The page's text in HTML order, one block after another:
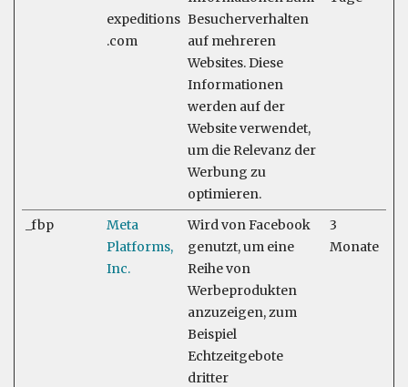
expeditions
.com
Besucherverhalten
auf mehreren
Websites. Diese
Informationen
werden auf der
Website verwendet,
um die Relevanz der
Werbung zu
optimieren.
_fbp
Meta
Platforms,
Inc.
Wird von Facebook
genutzt, um eine
Reihe von
Werbeprodukten
anzuzeigen, zum
Beispiel
Echtzeitgebote
dritter
3
Monate